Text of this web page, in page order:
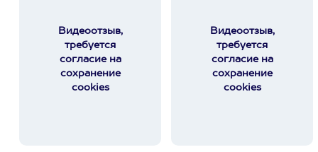
Видеоотзыв,
требуется
согласие на
сохранение
cookies
Видеоотзыв,
требуется
согласие на
сохранение
cookies